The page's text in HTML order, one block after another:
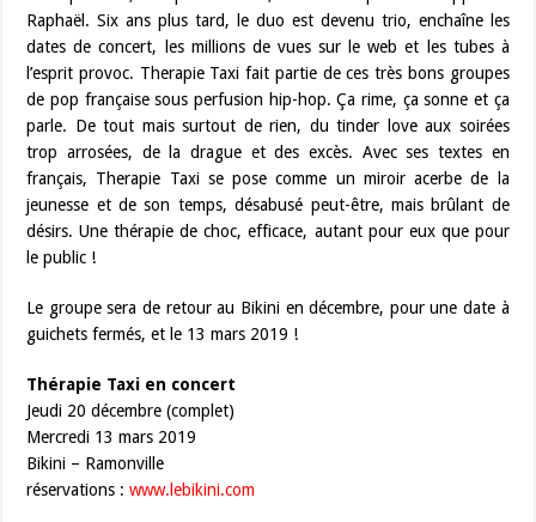
Raphaël. Six ans plus tard, le duo est devenu trio, enchaîne les
dates de concert, les millions de vues sur le web et les tubes à
l’esprit provoc. Therapie Taxi fait partie de ces très bons groupes
de pop française sous perfusion hip-hop. Ça rime, ça sonne et ça
parle. De tout mais surtout de rien, du tinder love aux soirées
trop arrosées, de la drague et des excès. Avec ses textes en
français, Therapie Taxi se pose comme un miroir acerbe de la
jeunesse et de son temps, désabusé peut-être, mais brûlant de
désirs. Une thérapie de choc, efficace, autant pour eux que pour
le public !
Le groupe sera de retour au Bikini en décembre, pour une date à
guichets fermés, et le 13 mars 2019 !
Thérapie Taxi en concert
Jeudi 20 décembre (complet)
Mercredi 13 mars 2019
Bikini – Ramonville
réservations :www.lebikini.com